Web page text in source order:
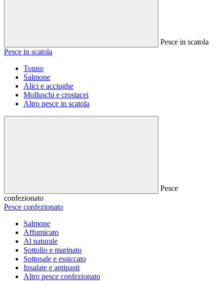
Pesce in scatola
Pesce in scatola
Tonno
Salmone
Alici e acciughe
Molluschi e crostacei
Altro pesce in scatola
Pesce
confezionato
Pesce confezionato
Salmone
Affumicato
Al naturale
Sottolio e marinato
Sottosale e essiccato
Insalate e antipasti
Altro pesce confezionato